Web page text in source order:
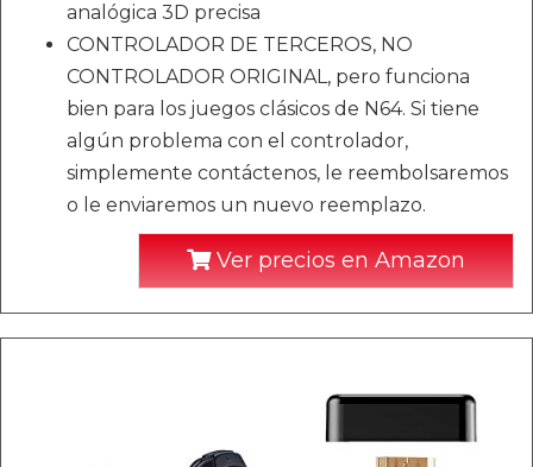
analógica 3D precisa
CONTROLADOR DE TERCEROS, NO
CONTROLADOR ORIGINAL, pero funciona
bien para los juegos clásicos de N64. Si tiene
algún problema con el controlador,
simplemente contáctenos, le reembolsaremos
o le enviaremos un nuevo reemplazo.
Ver precios en Amazon